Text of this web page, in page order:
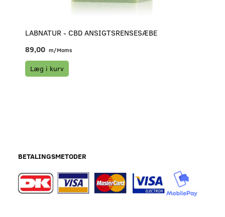
LABNATUR - CBD ANSIGTSRENSESÆBE
89,00 m/Moms
Læg i kurv
BETALINGSMETODER